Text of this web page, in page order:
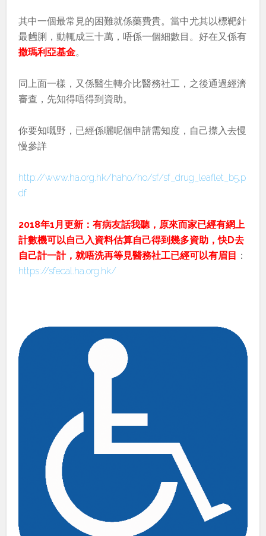
其中一個最常見的困難就係藥費貴。當中尤其以標靶針
最乸脷，動輒成三十萬，唔係一個細數目。好在又係有
撒瑪利亞基金。
同上面一樣，又係醫生轉介比醫務社工，之後通過經濟
審查，先知得唔得到資助。
你要知嘅野，已經係曬呢個申請需知度，自己㩒入去慢
慢參詳
http://www.ha.org.hk/haho/ho/sf/sf_drug_leaflet_b5.p
df
2018年1月更新：有病友話我聽，原來而家已經有網上
計數機可以自己入資料估算自己得到幾多資助，快D去
自己計一計，就唔洗再等見醫務社工已經可以有眉目 ：
https://sfecal.ha.org.hk/